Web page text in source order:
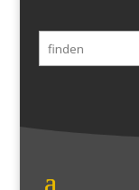
Suchen
nach: